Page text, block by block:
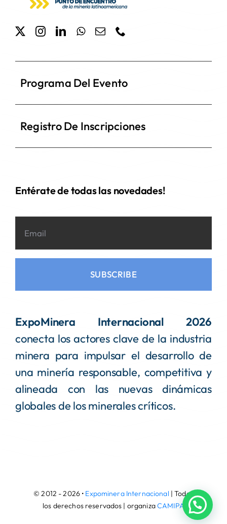
Programa Del Evento
Registro De Inscripciones
Entérate de todas las novedades!
SUBSCRIBE
ExpoMinera Internacional 2026
conecta los actores clave de la industria
minera para impulsar el desarrollo de
una minería responsable, competitiva y
alineada con las nuevas dinámicas
globales de los minerales críticos.
© 2012 - 2026 • Expominera Internacional | Todos
los derechos reservados | organizaCAMIPA